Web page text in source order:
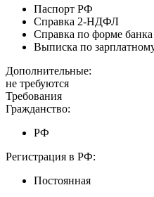
Паспорт РФ
Справка 2-НДФЛ
Справка по форме банка
Выписка по
Дополнительные:
не требуются
Требования
Гражданство:
РФ
Регистрация в РФ:
Постоянная